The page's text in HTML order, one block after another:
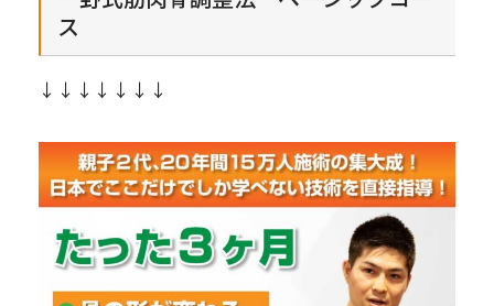
ス
↓↓↓↓↓↓↓